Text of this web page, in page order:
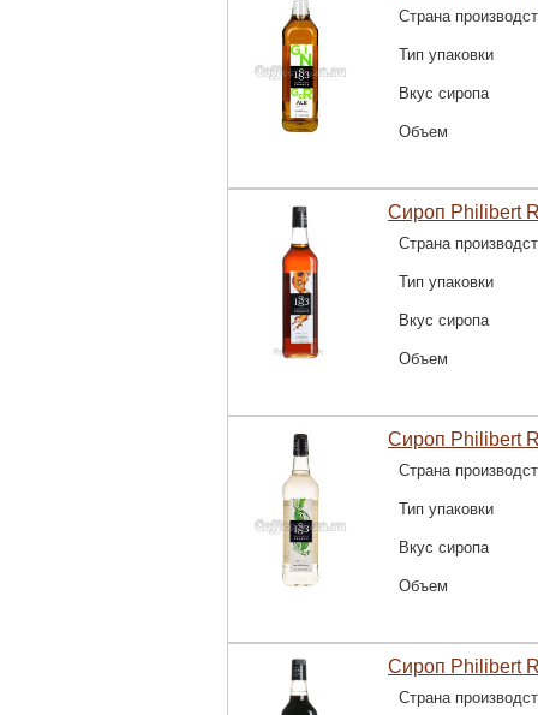
Страна
Тип упаковки
Вкус сиропа
Объем
Сироп Philibert
Страна
Тип упаковки
Вкус сиропа
Объем
Сироп Philibert
Страна
Тип упаковки
Вкус сиропа
Объем
Сироп Philibert
Страна